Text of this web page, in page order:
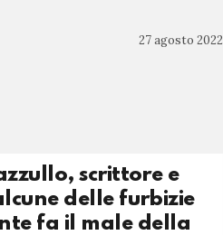
27 agosto 2022
scrittore e
delle furbizie
fa il male della